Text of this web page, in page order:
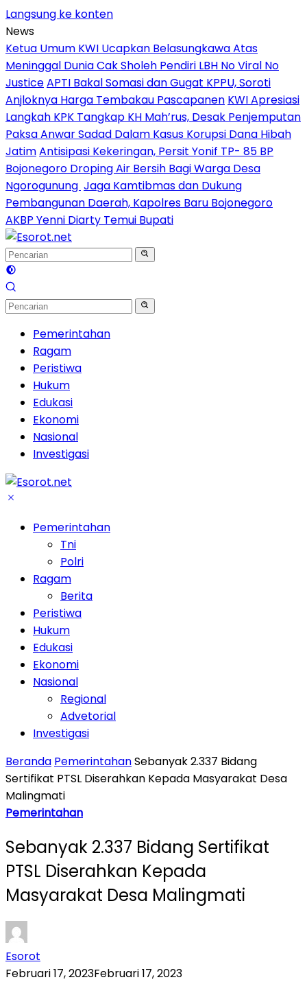
Langsung ke konten
News
Ketua Umum KWI Ucapkan Belasungkawa Atas
Meninggal Dunia Cak Sholeh Pendiri LBH No Viral No
JusticeAPTI Bakal Somasi dan Gugat KPPU, Soroti
Anjloknya Harga Tembakau Pascapanen KWI Apresiasi
Langkah KPK Tangkap KH Mah’rus, Desak Penjemputan
Paksa Anwar Sadad Dalam Kasus Korupsi Dana Hibah
JatimAntisipasi Kekeringan, Persit Yonif TP- 85 BP
Bojonegoro Droping Air Bersih Bagi Warga Desa
Ngorogunung Jaga Kamtibmas dan Dukung
Pembangunan Daerah, Kapolres Baru Bojonegoro
AKBP Yenni Diarty Temui Bupati
Pemerintahan
Ragam
Peristiwa
Hukum
Edukasi
Ekonomi
Nasional
Investigasi
Pemerintahan
Tni
Polri
Ragam
Berita
Peristiwa
Hukum
Edukasi
Ekonomi
Nasional
Regional
Advetorial
Investigasi
Beranda PemerintahanSebanyak 2.337 Bidang
Sertifikat PTSL Diserahkan Kepada Masyarakat Desa
Malingmati
Pemerintahan
Sebanyak 2.337 Bidang Sertifikat
PTSL Diserahkan Kepada
Masyarakat Desa Malingmati
Esorot
Februari 17, 2023Februari 17, 2023